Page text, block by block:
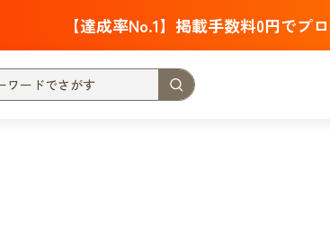
【達成率No.1】掲載手数料0円でプ